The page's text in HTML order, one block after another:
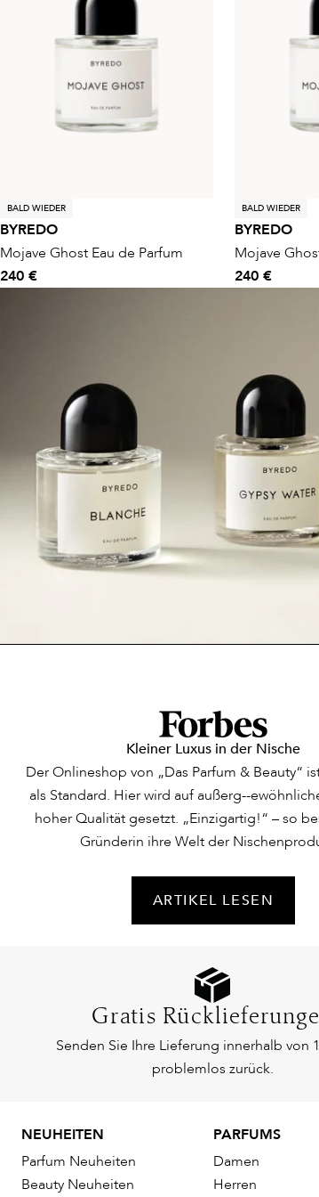
BALD WIEDER
BYREDO
Mojave Ghost Eau de Parfum
240 €
BALD WIEDER
BYREDO
Mojave
240 €
Kleiner Luxus in der Nische
Der Onlineshop von „Das Parfum & Beauty“
als Standard. Hier wird auf außerg--
hoher Qualität gesetzt. „Einzigartig!“ – so
Gründerin ihre Welt der
ARTIKEL LESEN
Gratis
Senden Sie Ihre Lieferung innerhalb von
problemlos zurück.
NEUHEITEN
Parfum Neuheiten
Beauty Neuheiten
PARFUMS
Damen
Herren